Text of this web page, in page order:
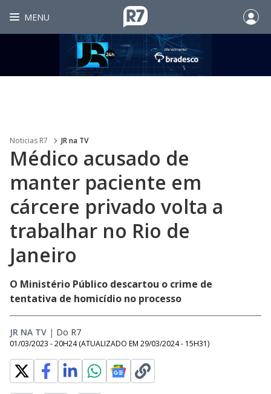
MENU
Noticias R7 JR na TV
Médico acusado de
manter paciente em
cárcere privado volta a
trabalhar no Rio de
Janeiro
O Ministério Público descartou o crime de
tentativa de homicídio no processo
JR NA TV | Do R7
01/03/2023 - 20H24 (ATUALIZADO EM 29/03/2024 - 15H31)